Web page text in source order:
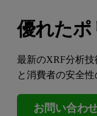
優れたポ
最新のXRF分析
と消費者の安全
お問い合わ